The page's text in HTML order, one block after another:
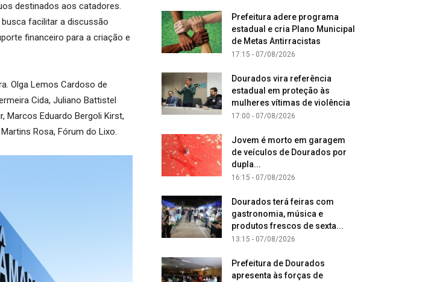
destinados aos catadores.
facilitar a discussão
financeiro para a criação e
Olga Lemos Cardoso de
Cida, Juliano Battistel
Marcos Eduardo Bergoli Kirst,
Rosa, Fórum do Lixo.
Prefeitura adere programa
estadual e cria Plano Municipal
de Metas Antirracistas
17:15 - 07/08/2026
Dourados vira referência
estadual em proteção às
mulheres vítimas de violência
17:00 - 07/08/2026
Jovem é morto em garagem
de veículos de Dourados por
dupla...
16:15 - 07/08/2026
Dourados terá feiras com
gastronomia, música e
produtos frescos de sexta...
13:15 - 07/08/2026
Prefeitura de Dourados
apresenta às forças de